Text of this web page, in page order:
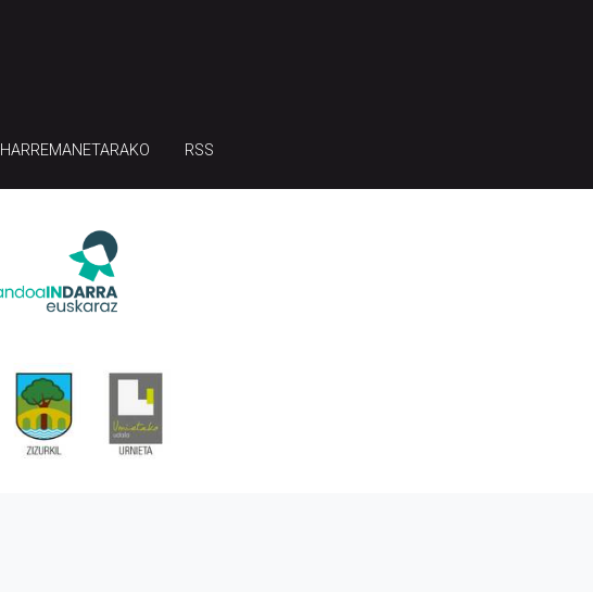
HARREMANETARAKO RSS